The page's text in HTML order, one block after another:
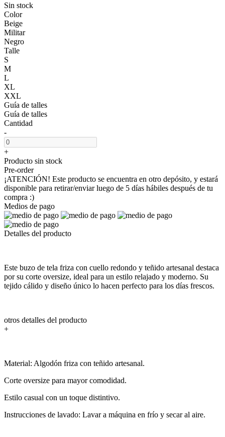
Sin stock
Color
Beige
Militar
Negro
Talle
S
M
L
XL
XXL
Guía de talles
Guía de talles
Cantidad
-
+
Producto sin stock
Pre-order
¡ATENCIÓN! Este producto se encuentra en otro depósito, y estará
disponible para retirar/enviar luego de 5 días hábiles después de tu
compra :)
Medios de pago
Detalles del producto
Este buzo de tela friza con cuello redondo y teñido artesanal destaca
por su corte oversize, ideal para un estilo relajado y moderno. Su
tejido cálido y diseño único lo hacen perfecto para los días frescos.
otros detalles del producto
+
Material: Algodón friza con teñido artesanal.
Corte oversize para mayor comodidad.
Estilo casual con un toque distintivo.
Instrucciones de lavado: Lavar a máquina en frío y secar al aire.